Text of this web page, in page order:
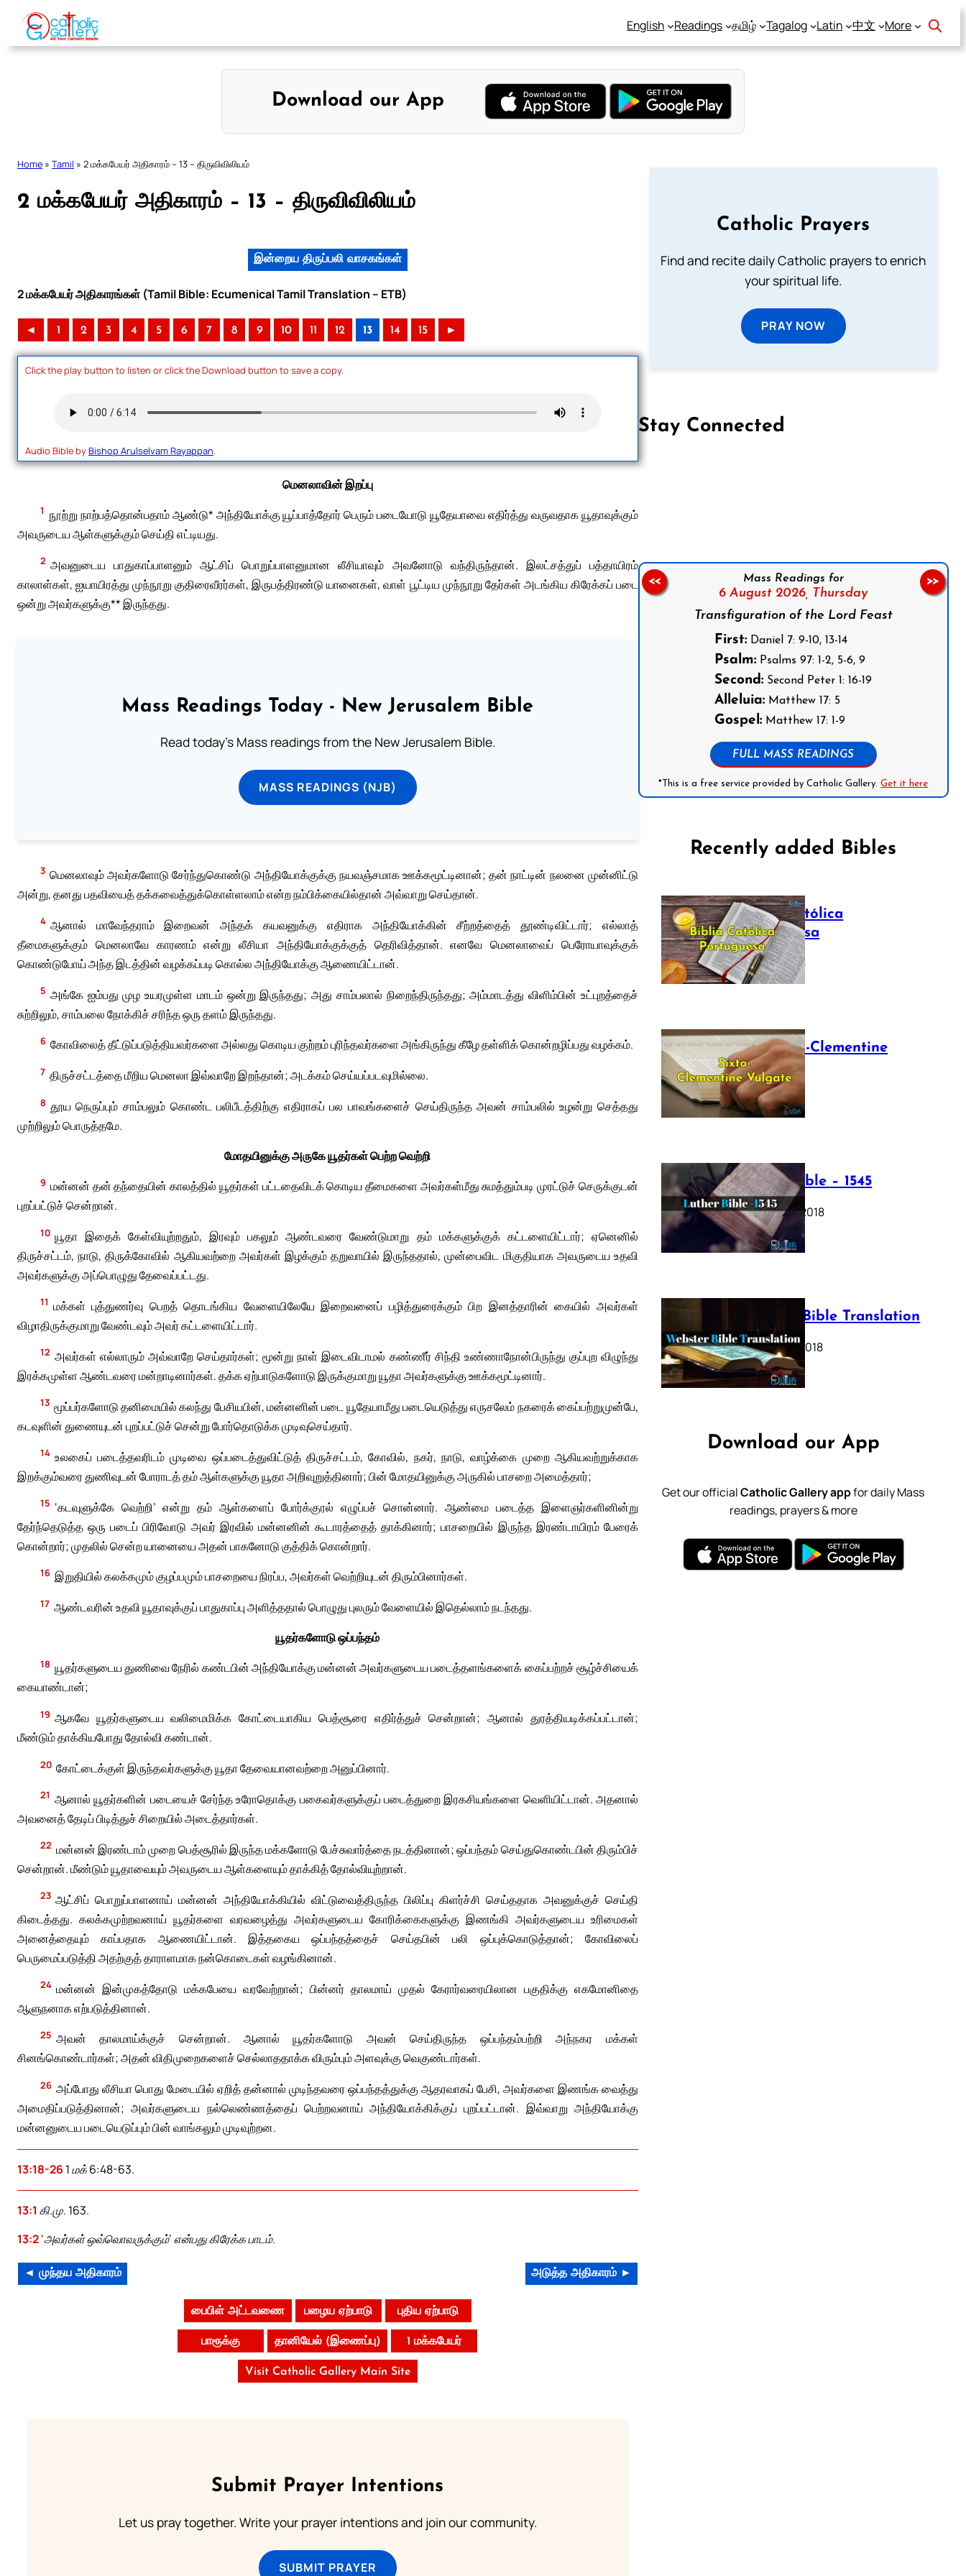
Skip
content
English Readings தமிழ் Tagalog Latin 中文 More
Download our App
Home » Tamil » 2 மக்கபேயர் அதிகாரம் – 13 – திருவிவிலியம்
2 மக்கபேயர் அதிகாரம் – 13 – திருவிவிலியம்
இன்றைய திருப்பலி வாசகங்கள்
2 மக்கபேயர் அதிகாரங்கள் (Tamil Bible: Ecumenical Tamil Translation – ETB)
◄ 1 2 3 4 5 6 7 8 9 10 11 12 13 14 15 ►
Click the play button to listen or click the Download button to save a copy.
Audio Bible byBishop Arulselvam Rayappan.
மெனலாவின் இறப்பு
1 நூற்று நாற்பத்தொன்பதாம் ஆண்டு* அந்தியோக்கு யூப்பாத்தோர் பெரும் படையோடு யூதேயாவை எதிர்த்து வருவதாக யூதாவுக்கும்
அவருடைய ஆள்களுக்கும் செய்தி எட்டியது.
2 அவனுடைய பாதுகாப்பாளனும் ஆட்சிப் பொறுப்பாளனுமான லீசியாவும் அவனோடு வந்திருந்தான். இலட்சத்துப் பத்தாயிரம்
காலாள்கள், ஐயாயிரத்து முந்நூறு குதிரைவீரர்கள், இருபத்திரண்டு யானைகள், வாள் பூட்டிய முந்நூறு தேர்கள் அடங்கிய கிரேக்கப் படை
ஒன்று அவர்களுக்கு** இருந்தது.
Mass Readings Today - New Jerusalem Bible
Read today's Mass readings from the New Jerusalem Bible.
MASS READINGS (NJB)
3 மெனலாவும் அவர்களோடு சேர்ந்துகொண்டு அந்தியோக்குக்கு நயவஞ்சமாக ஊக்கமூட்டினான்; தன் நாட்டின் நலனை முன்னிட்டு
அன்று, தனது பதவியைத் தக்கவைத்துக்கொள்ளலாம் என்ற நம்பிக்கையில்தான் அவ்வாறு செய்தான்.
4 ஆனால் மாவேந்தராம் இறைவன் அந்தக் கயவனுக்கு எதிராக அந்தியோக்கின் சீற்றத்தைத் தூண்டிவிட்டார்; எல்லாத்
தீமைகளுக்கும் மெனலாவே காரணம் என்று லீசியா அந்தியோக்குக்குத் தெரிவித்தான். எனவே மெனலாவைப் பெரோயாவுக்குக்
கொண்டுபோய் அந்த இடத்தின் வழக்கப்படி கொல்ல அந்தியோக்கு ஆணையிட்டான்.
5 அங்கே ஐம்பது முழ உயரமுள்ள மாடம் ஒன்று இருந்தது; அது சாம்பலால் நிறைந்திருந்தது; அம்மாடத்து விளிம்பின் உட்புறத்தைச்
சுற்றிலும், சாம்பலை நோக்கிச் சரிந்த ஒரு தளம் இருந்தது.
6 கோவிலைத் தீட்டுப்படுத்தியவர்களை அல்லது கொடிய குற்றம் புரிந்தவர்களை அங்கிருந்து கீழே தள்ளிக் கொன்றழிப்பது வழக்கம்.
7 திருச்சட்டத்தை மீறிய மெனலா இவ்வாறே இறந்தான்; அடக்கம் செய்யப்படவுமில்லை.
8 தூய நெருப்பும் சாம்பலும் கொண்ட பலிபீடத்திற்கு எதிராகப் பல பாவங்களைச் செய்திருந்த அவன் சாம்பலில் உழன்று செத்தது
முற்றிலும் பொருத்தமே.
மோதயினுக்கு அருகே யூதர்கள் பெற்ற வெற்றி
9 மன்னன் தன் தந்தையின் காலத்தில் யூதர்கள் பட்டதைவிடக் கொடிய தீமைகளை அவர்கள்மீது சுமத்தும்படி முரட்டுச் செருக்குடன்
புறப்பட்டுச் சென்றான்.
10 யூதா இதைக் கேள்வியுற்றதும், இரவும் பகலும் ஆண்டவரை வேண்டுமாறு தம் மக்களுக்குக் கட்டளையிட்டார்; ஏனெனில்
திருச்சட்டம், நாடு, திருக்கோவில் ஆகியவற்றை அவர்கள் இழக்கும் தறுவாயில் இருந்ததால், முன்பைவிட மிகுதியாக அவருடைய உதவி
அவர்களுக்கு அப்பொழுது தேவைப்பட்டது.
11 மக்கள் புத்துணர்வு பெறத் தொடங்கிய வேளையிலேயே இறைவனைப் பழித்துரைக்கும் பிற இனத்தாரின் கையில் அவர்கள்
விழாதிருக்குமாறு வேண்டவும் அவர் கட்டளையிட்டார்.
12 அவர்கள் எல்லாரும் அவ்வாறே செய்தார்கள்; மூன்று நாள் இடைவிடாமல் கண்ணீர் சிந்தி உண்ணாநோன்பிருந்து குப்புற விழுந்து
இரக்கமுள்ள ஆண்டவரை மன்றாடினார்கள். தக்க ஏற்பாடுகளோடு இருக்குமாறு யூதா அவர்களுக்கு ஊக்கமூட்டினார்.
13 மூப்பர்களோடு தனிமையில் கலந்து பேசியபின், மன்னனின் படை யூதேயாமீது படையெடுத்து எருசலேம் நகரைக் கைப்பற்றுமுன்பே,
கடவுளின் துணையுடன் புறப்பட்டுச் சென்று போர்தொடுக்க முடிவுசெய்தார்.
14 உலகைப் படைத்தவரிடம் முடிவை ஒப்படைத்துவிட்டுத் திருச்சட்டம், கோவில், நகர், நாடு, வாழ்க்கை முறை ஆகியவற்றுக்காக
இறக்கும்வரை துணிவுடன் போராடத் தம் ஆள்களுக்கு யூதா அறிவுறுத்தினார்; பின் மோதயினுக்கு அருகில் பாசறை அமைத்தார்;
15 ‘கடவுளுக்கே வெற்றி’ என்று தம் ஆள்களைப் போர்க்குரல் எழுப்பச் சொன்னார். ஆண்மை படைத்த இளைஞர்களினின்று
தேர்ந்தெடுத்த ஒரு படைப் பிரிவோடு அவர் இரவில் மன்னனின் கூடாரத்தைத் தாக்கினார்; பாசறையில் இருந்த இரண்டாயிரம் பேரைக்
கொன்றார்; முதலில் சென்ற யானையை அதன் பாகனோடு குத்திக் கொன்றார்.
16 இறுதியில் கலக்கமும் குழப்பமும் பாசறையை நிரப்ப, அவர்கள் வெற்றியுடன் திரும்பினார்கள்.
17 ஆண்டவரின் உதவி யூதாவுக்குப் பாதுகாப்பு அளித்ததால் பொழுது புலரும் வேளையில் இதெல்லாம் நடந்தது.
யூதர்களோடு ஒப்பந்தம்
18 யூதர்களுடைய துணிவை நேரில் கண்டபின் அந்தியோக்கு மன்னன் அவர்களுடைய படைத்தளங்களைக் கைப்பற்றச் சூழ்ச்சியைக்
கையாண்டான்;
19 ஆகவே யூதர்களுடைய வலிமைமிக்க கோட்டையாகிய பெத்சூரை எதிர்த்துச் சென்றான்; ஆனால் துரத்தியடிக்கப்பட்டான்;
மீண்டும் தாக்கியபோது தோல்வி கண்டான்.
20 கோட்டைக்குள் இருந்தவர்களுக்கு யூதா தேவையானவற்றை அனுப்பினார்.
21 ஆனால் யூதர்களின் படையைச் சேர்ந்த உரோதொக்கு பகைவர்களுக்குப் படைத்துறை இரகசியங்களை வெளியிட்டான். அதனால்
அவனைத் தேடிப் பிடித்துச் சிறையில் அடைத்தார்கள்.
22 மன்னன் இரண்டாம் முறை பெத்சூரில் இருந்த மக்களோடு பேச்சுவார்த்தை நடத்தினான்; ஒப்பந்தம் செய்துகொண்டபின் திரும்பிச்
சென்றான். மீண்டும் யூதாவையும் அவருடைய ஆள்களையும் தாக்கித் தோல்வியுற்றான்.
23 ஆட்சிப் பொறுப்பாளனாய் மன்னன் அந்தியோக்கியில் விட்டுவைத்திருந்த பிலிப்பு கிளர்ச்சி செய்ததாக அவனுக்குச் செய்தி
கிடைத்தது. கலக்கமுற்றவனாய் யூதர்களை வரவழைத்து அவர்களுடைய கோரிக்கைகளுக்கு இணங்கி அவர்களுடைய உரிமைகள்
அனைத்தையும் காப்பதாக ஆணையிட்டான். இத்தகைய ஒப்பந்தத்தைச் செய்தபின் பலி ஒப்புக்கொடுத்தான்; கோவிலைப்
பெருமைப்படுத்தி அதற்குத் தாராளமாக நன்கொடைகள் வழங்கினான்.
24 மன்னன் இன்முகத்தோடு மக்கபேயை வரவேற்றான்; பின்னர் தாலமாய் முதல் கேரார்வரையிலான பகுதிக்கு எகமோனிதை
ஆளுநனாக எற்படுத்தினான்.
25 அவன் தாலமாய்க்குச் சென்றான். ஆனால் யூதர்களோடு அவன் செய்திருந்த ஒப்பந்தம்பற்றி அந்நகர மக்கள்
சினங்கொண்டார்கள்; அதன் விதிமுறைகளைச் செல்லாததாக்க விரும்பும் அளவுக்கு வெகுண்டார்கள்.
26 அப்போது லீசியா பொது மேடையில் ஏறித் தன்னால் முடிந்தவரை ஒப்பந்தத்துக்கு ஆதரவாகப் பேசி, அவர்களை இணங்க வைத்து
அமைதிப்படுத்தினான்; அவர்களுடைய நல்லெண்ணத்தைப் பெற்றவனாய் அந்தியோக்கிக்குப் புறப்பட்டான். இவ்வாறு அந்தியோக்கு
மன்னனுடைய படையெடுப்பும் பின் வாங்கலும் முடிவுற்றன.
13:18-26 1 மக் 6:48-63.
13:1 கி.மு. 163.
13:2‘அவர்கள் ஒவ்வொவருக்கும்’ என்பது கிரேக்க பாடம்.
◄ முந்தய அதிகாரம் அடுத்த அதிகாரம் ►
பைபிள் அட்டவணை பழைய ஏற்பாடு புதிய ஏற்பாடு
பாரூக்கு தானியேல் (இணைப்பு) 1 மக்கபேயர்
Visit Catholic Gallery Main Site
Submit Prayer Intentions
Let us pray together. Write your prayer intentions and join our community.
SUBMIT PRAYER
Catholic Prayers
Find and recite daily Catholic prayers to enrich
your spiritual life.
PRAY NOW
Stay Connected
Mass Readings for
6 August 2026, Thursday
Transfiguration of the Lord Feast
First: Daniel 7: 9-10, 13-14
Psalm: Psalms 97: 1-2, 5-6, 9
Second: Second Peter 1: 16-19
Alleluia: Matthew 17: 5
Gospel: Matthew 17: 1-9
FULL MASS READINGS
*This is a free service provided by Catholic Gallery.Get it here
<< >>
Recently added Bibles
Bíblia Católica
Portuguesa
July 16, 2025
The Sixto-Clementine
Vulgate
July 12, 2025
Luther Bible – 1545
October 17, 2018
Webster Bible Translation
October 11, 2018
Download our App
Get our officialCatholic Gallery appfor daily Mass
readings, prayers & more